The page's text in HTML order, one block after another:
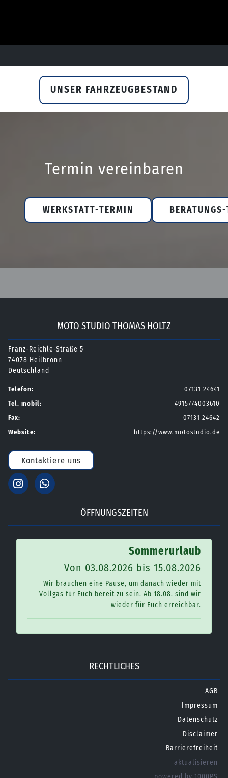
UNSER FAHRZEUGBESTAND
Termin vereinbaren
WERKSTATT-TERMIN
MOTO STUDIO THOMAS HOLTZ
Franz-Reichle-Straße 5
74078 Heilbronn
Deutschland
Telefon:
07131 24641
Tel. mobil:
4915774003610
Fax:
07131 24642
Website:
https://www.motostudio.de
Kontaktiere uns
ÖFFNUNGSZEITEN
Sommerurlaub
Von 03.08.2026 bis 15.08.2026
Wir brauchen eine Pause, um danach wieder mit
Vollgas für Euch bereit zu sein. Ab 18.08. sind wir
wieder für Euch erreichbar.
RECHTLICHES
AGB
Impressum
Datenschutz
Disclaimer
Barrierefreiheit
aktualisieren